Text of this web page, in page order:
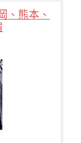
、熊本、